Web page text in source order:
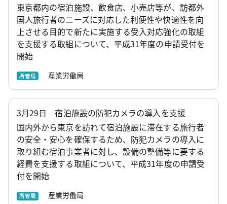
東京都内の宿泊施設、飲食店、小売店等が、訪都外
国人旅行者のニーズに対応した利便性や快適性を向
上させる目的で新たに実施する受入対応強化の取組
を支援する取組について、平成31年度の申請受付を
開始
所管局 産業労働局
3月29日 宿泊施設の防犯カメラの導入を支援
国内外から東京を訪れて宿泊施設に滞在する旅行者
の安全・安心を確保するため、防犯カメラの導入に
取り組む宿泊事業者に対し、設備の整備等に要する
経費を支援する取組について、平成31年度の申請受
付を開始
所管局 産業労働局